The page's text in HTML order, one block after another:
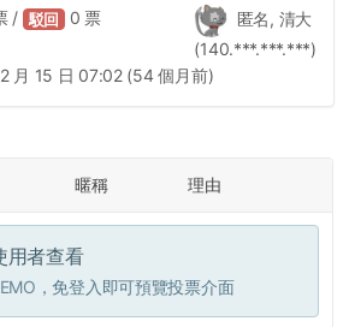
匿名, 清大
(140.***.***.***)
/ 駁回 0 票
月 15 日 07:02 (54 個月前)
暱稱 理由
用者查看
，免登入即可預覽投票介面